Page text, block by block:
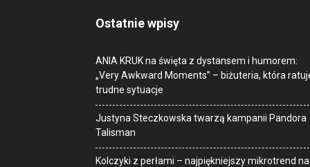
Ostatnie wpisy
ANIA KRUK na święta z dystansem i humorem:
„Very Awkward Moments” – biżuteria, która
trudne sytuacje
Justyna Steczkowska twarzą kampanii Pandora
Talisman
Kolczyki z perłami – najpiękniejszy mikrotrend na